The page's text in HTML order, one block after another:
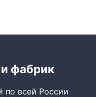
фабрик
по всей России